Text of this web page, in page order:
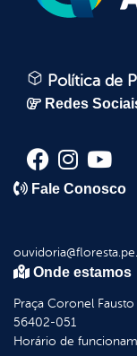
Política de
Redes
Fale Conosco
Onde estamos
Praça Coronel
56402-051
Horário de